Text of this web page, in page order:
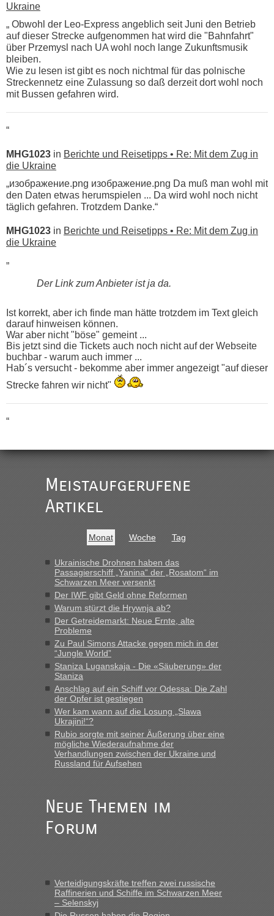
Ukraine
„ Obwohl der Leo-Express angeblich seit Juni den Betrieb
auf dieser Strecke aufgenommen hat wird die "Bahnfahrt"
über Przemysl nach UA wohl noch lange Zukunftsmusik
bleiben.
Wie zu lesen ist gibt es noch nichtmal für das polnische
Streckennetz eine Zulassung so daß derzeit dort wohl noch
mit Bussen gefahren wird.
“
MHG1023 in Berichte und Reisetipps • Re: Mit dem Zug in
die Ukraine
„изображение.png изображение.png Da muß man wohl mit
den Daten etwas herumspielen ... Da wird wohl noch nicht
täglich gefahren. Trotzdem Danke.“
MHG1023 in Berichte und Reisetipps • Re: Mit dem Zug in
die Ukraine
„
Der Link zum Anbieter ist ja da.
Ist korrekt, aber ich finde man hätte trotzdem im Text gleich
darauf hinweisen können.
War aber nicht "böse" gemeint ...
Bis jetzt sind die Tickets auch noch nicht auf der Webseite
buchbar - warum auch immer ...
Hab´s versucht - bekomme aber immer angezeigt "auf dieser
Strecke fahren wir nicht"
“
die Ukraine
LeoExpress ist - und nur auf deren Webseite kann man die
Fahrkarten kaufen. Zumindest ist es die erste Umsteigefreie
Verbindung von Deutschland...“
Recht, Visa und Dokumente • Re: Deklaration
gebrauchter Kleidung beim Zoll
„Vielen Dank, mit einem Briefchen meiner Frau im Gepäck
gab es keine Probleme“
in Recht, Visa und Dokumente • Re: Seit Anfang
des Jahres haben die Zollbeamten Verstöße im Wert von
fast 11 Milliarden aufgedeckt
„Am besten wäre natürlich, wenn die Frau mit dabei ist.
Alleinreisende Männer stehen schließlich immer unter
Verdacht.“
inRecht, Visa und Dokumente • Re: Seit Anfang des
Jahres haben die Zollbeamten Verstöße im Wert von fast 11
Milliarden aufgedeckt
„Kein Zoll. Du musst an sich nur sagen dass das privat ist
und du nicht damit handeln willst. So lange das nicht
Originalverpackt ist und ersichlich das nicht neu sollte es
keine Probleme geben“
gebrauchter Kleidung beim Zoll
„Hallo Leute, ich weiß nicht, ob ich hier richtig bin mit meiner
Anfrage. Ich möchte 4 Umzugskartons mit gebrauchter
Grenzübergang zwischen Polen und der Ukraine geht es am
schnellsten?
Meistaufgerufene
Artikel
Monat Woche Tag
Ukrainische Drohnen haben das
Passagierschiff „Yanina“ der „Rosatom“ im
Schwarzen Meer versenkt
Der IWF gibt Geld ohne Reformen
Warum stürzt die Hrywnja ab?
Der Getreidemarkt: Neue Ernte, alte
Probleme
Zu Paul Simons Attacke gegen mich in der
“Jungle World”
Staniza Luganskaja - Die «Säuberung» der
Staniza
Anschlag auf ein Schiff vor Odessa: Die Zahl
der Opfer ist gestiegen
Wer kam wann auf die Losung „Slawa
Ukrajini!“?
Rubio sorgte mit seiner Äußerung über eine
mögliche Wiederaufnahme der
Verhandlungen zwischen der Ukraine und
Russland für Aufsehen
Neue Themen im
Forum
Verteidigungskräfte treffen zwei russische
Raffinerien und Schiffe im Schwarzen Meer
– Selenskyj